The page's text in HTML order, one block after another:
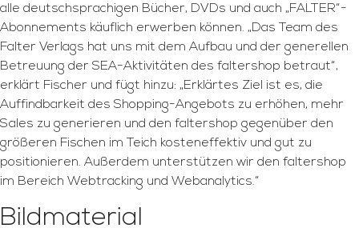
alle deutschsprachigen Bücher, DVDs und auch „FALTER“-
Abonnements käuflich erwerben können. „Das Team des
Falter Verlags hat uns mit dem Aufbau und der generellen
Betreuung der SEA-Aktivitäten des faltershop betraut“,
erklärt Fischer und fügt hinzu: „Erklärtes Ziel ist es, die
Auffindbarkeit des Shopping-Angebots zu erhöhen, mehr
Sales zu generieren und den faltershop gegenüber den
größeren Fischen im Teich kosteneffektiv und gut zu
positionieren. Außerdem unterstützen wir den faltershop
im Bereich Webtracking und Webanalytics.“
Bildmaterial